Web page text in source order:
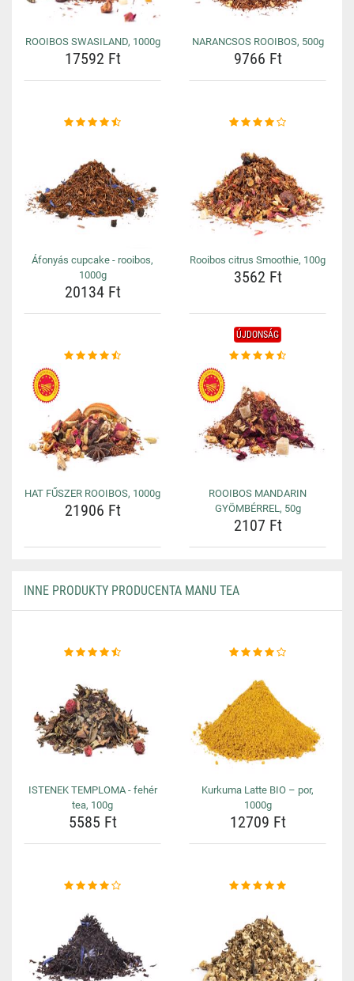
ROOIBOS SWASILAND, 1000g
17592 Ft
NARANCSOS ROOIBOS, 500g
9766 Ft
Áfonyás cupcake - rooibos,
1000g
20134 Ft
Rooibos citrus Smoothie, 100g
3562 Ft
HAT FŰSZER ROOIBOS, 1000g
21906 Ft
ÚJDONSÁG
ROOIBOS MANDARIN
GYÖMBÉRREL, 50g
2107 Ft
INNE PRODUKTY PRODUCENTA MANU TEA
ISTENEK TEMPLOMA - fehér
tea, 100g
5585 Ft
Kurkuma Latte BIO – por,
1000g
12709 Ft